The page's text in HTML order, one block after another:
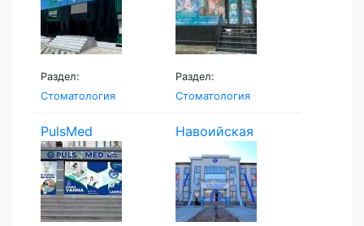
Раздел:
Стоматология
Раздел:
Стоматология
PulsMed
Навоийская
Семейная...